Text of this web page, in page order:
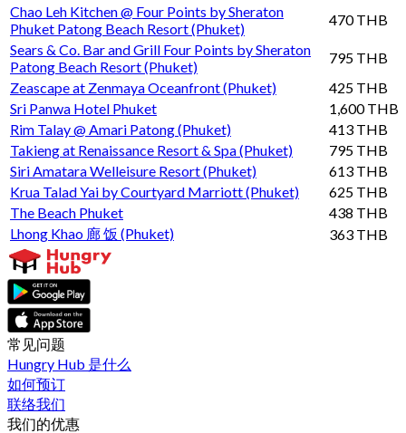
Chao Leh Kitchen @ Four Points by Sheraton
Phuket Patong Beach Resort (Phuket)
470 THB
Sears & Co. Bar and Grill Four Points by Sheraton
Patong Beach Resort (Phuket)
795 THB
Zeascape at Zenmaya Oceanfront (Phuket)
425 THB
Sri Panwa Hotel Phuket
1,600 THB
Rim Talay @ Amari Patong (Phuket)
413 THB
Takieng at Renaissance Resort & Spa (Phuket)
795 THB
Siri Amatara Welleisure Resort (Phuket)
613 THB
Krua Talad Yai by Courtyard Marriott (Phuket)
625 THB
The Beach Phuket
438 THB
Lhong Khao 廊 饭 (Phuket)
363 THB
常见问题
Hungry Hub 是什么
如何预订
联络我们
我们的优惠